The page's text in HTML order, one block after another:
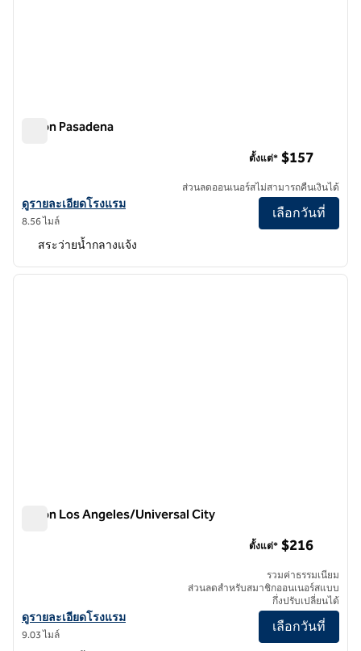
Hilton Pasadena
ดูรายละเอียดโรงแรม Hilton Pasadena
ดูรายละเอียดโรงแรม
8.56 ไมล์
ตั้งแต่* $157
ส่วนลดออนเนอร์สไม่สามารถคืนเงินได้
เลือกวันที่
สระว่ายน้ำกลางแจ้ง
1 จาก 11
ภาพถั
Hilton Los Angeles/Universal City
ดูรายละเอียดโรงแรมสําหรับ Hilton Los Angeles/Universal City
ดูรายละเอียดโรงแรม
9.03 ไมล์
ตั้งแต่* $216
รวมค่าธรรมเนียม
ส่วนลดสําหรับสมาชิกออนเนอร์สแบบ
กึ่งปรับเปลี่ยนได้
เลือกวันที่